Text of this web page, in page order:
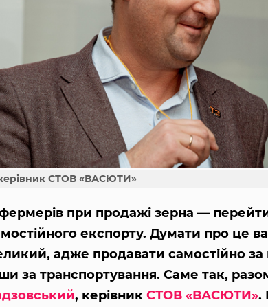
керівник СТОВ «ВАСЮТИ»
при продажі зерна —
експорту. Думати про це
адже продавати самостійно за
за транспортування. Саме так,
, керівник СТОВ «ВАСЮТИ».